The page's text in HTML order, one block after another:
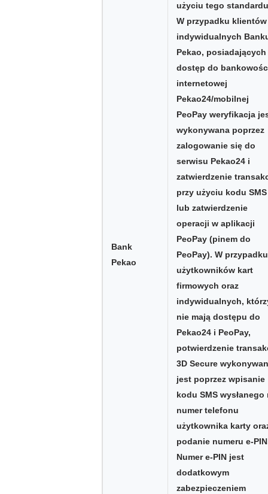
Bank
Pekao
użyciu tego
W przypadku klientów
indywidualnych
Pekao, posiadających
dostęp do
internetowej
Pekao24/mobilnej
PeoPay weryfikacja
wykonywana poprzez
zalogowanie się do
serwisu Pekao24 i
zatwierdzenie
przy użyciu kodu SMS
lub zatwierdzenie
operacji w aplikacji
PeoPay (pinem do
PeoPay). W przypadku
użytkowników kart
firmowych oraz
indywidualnych,
nie mają dostępu do
Pekao24 i PeoPay,
potwierdzenie
3D Secure
jest poprzez wpisanie
kodu SMS wysłanego
numer telefonu
użytkownika karty
podanie numeru e-
Numer e-PIN jest
dodatkowym
zabezpieczeniem